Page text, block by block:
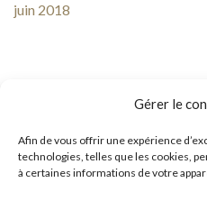
Gérer le
Afin de vous offrir une expérience
technologies, telles que les cookies,
à certaines informations de votre
juin 2018